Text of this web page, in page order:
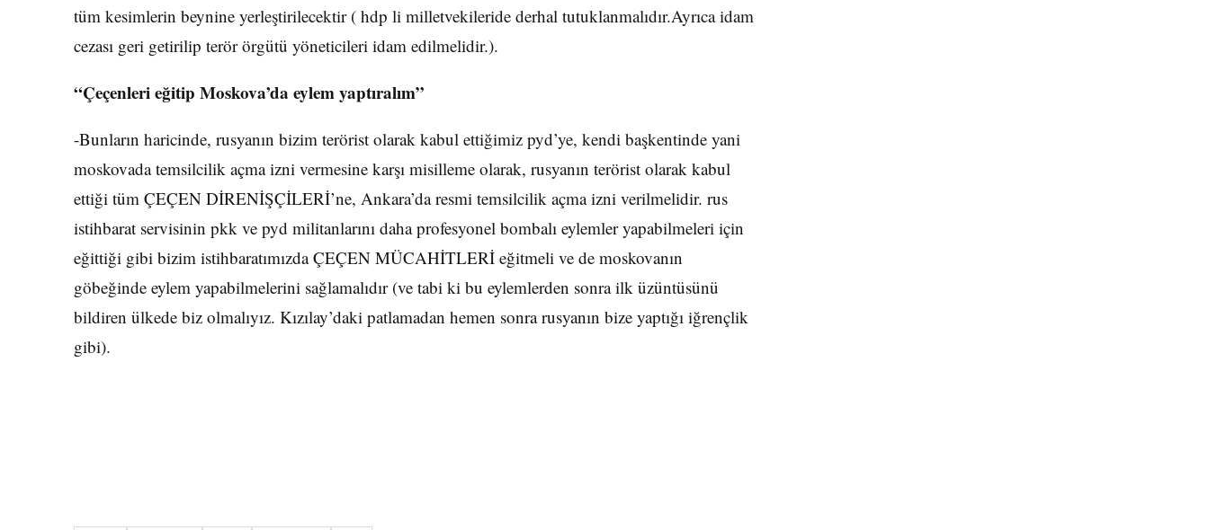
tüm kesimlerin beynine yerleştirilecektir ( hdp li milletvekileride derhal tutuklanmalıdır.Ayrıca idam
cezası geri getirilip terör örgütü yöneticileri idam edilmelidir.).
“Çeçenleri eğitip Moskova’da eylem yaptıralım”
-Bunların haricinde, rusyanın bizim terörist olarak kabul ettiğimiz pyd’ye, kendi başkentinde yani
moskovada temsilcilik açma izni vermesine karşı misilleme olarak, rusyanın terörist olarak kabul
ettiği tüm ÇEÇEN DİRENİŞÇİLERİ’ne, Ankara’da resmi temsilcilik açma izni verilmelidir. rus
istihbarat servisinin pkk ve pyd militanlarını daha profesyonel bombalı eylemler yapabilmeleri için
eğittiği gibi bizim istihbaratımızda ÇEÇEN MÜCAHİTLERİ eğitmeli ve de moskovanın
göbeğinde eylem yapabilmelerini sağlamalıdır (ve tabi ki bu eylemlerden sonra ilk üzüntüsünü
bildiren ülkede biz olmalıyız. Kızılay’daki patlamadan hemen sonra rusyanın bize yaptığı iğrençlik
gibi).